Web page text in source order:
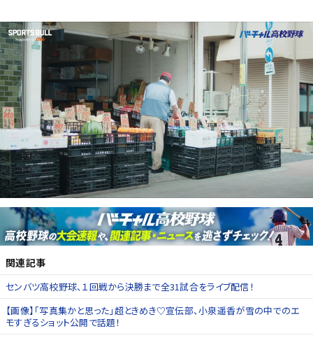
関連記事
センバツ高校野球、１回戦から決勝まで全31試合をライブ配信！
【画像】「写真集かと思った」超ときめき♡宣伝部、小泉遥香が雪の中でのエ
モすぎるショット公開で話題！